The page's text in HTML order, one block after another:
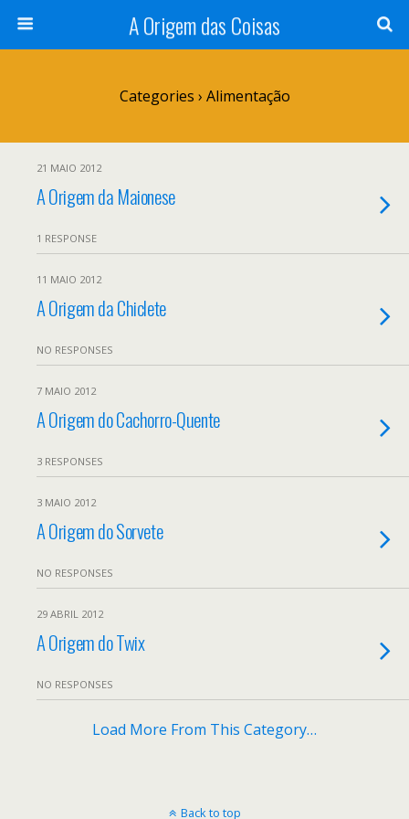
A Origem das Coisas
Categories › Alimentação
21 MAIO 2012
A Origem da Maionese
1 RESPONSE
11 MAIO 2012
A Origem da Chiclete
NO RESPONSES
7 MAIO 2012
A Origem do Cachorro-Quente
3 RESPONSES
3 MAIO 2012
A Origem do Sorvete
NO RESPONSES
29 ABRIL 2012
A Origem do Twix
NO RESPONSES
Load More From This Category…
Back to top